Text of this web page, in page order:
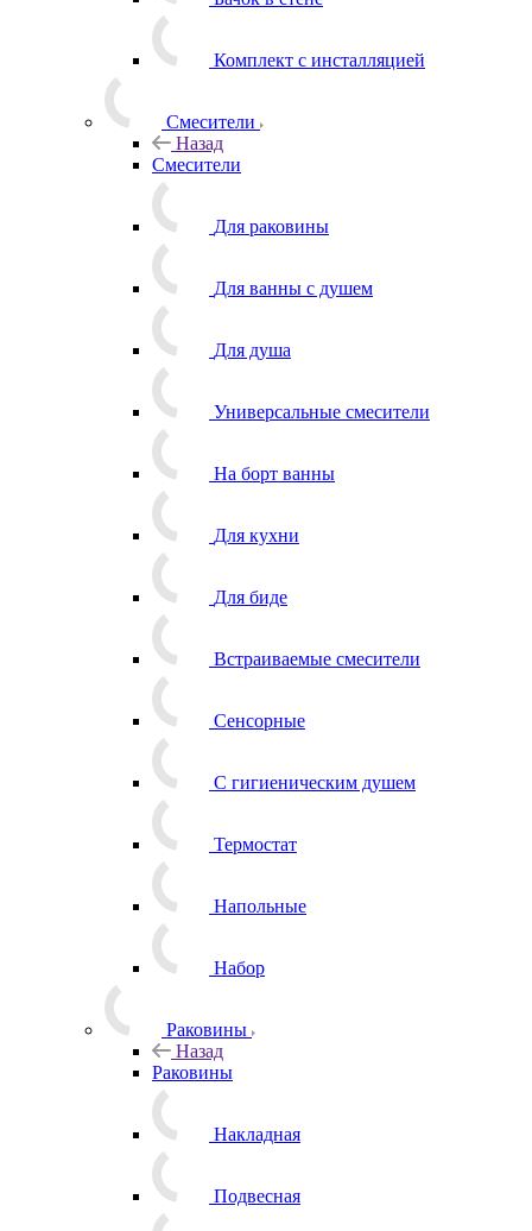
Комплект с инсталляцией
Смесители
Назад
Смесители
Для раковины
Для ванны с душем
Для душа
Универсальные смесители
На борт ванны
Для кухни
Для биде
Встраиваемые смесители
Сенсорные
С гигиеническим душем
Термостат
Напольные
Набор
Раковины
Назад
Раковины
Накладная
Подвесная